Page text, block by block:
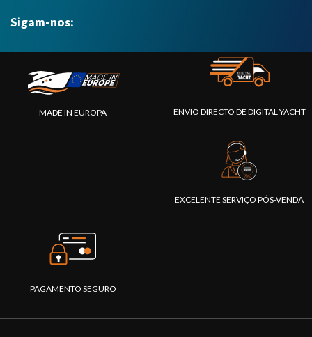
Sigam-nos:
MADE IN EUROPA ENVIO DIRECTO DE DIGITAL YACHT
EXCELENTE SERVIÇO PÓS-VENDA
PAGAMENTO SEGURO